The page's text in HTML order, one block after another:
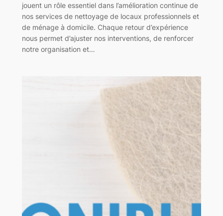
jouent un rôle essentiel dans l’amélioration continue de
nos services de nettoyage de locaux professionnels et
de ménage à domicile. Chaque retour d’expérience
nous permet d’ajuster nos interventions, de renforcer
notre organisation et…